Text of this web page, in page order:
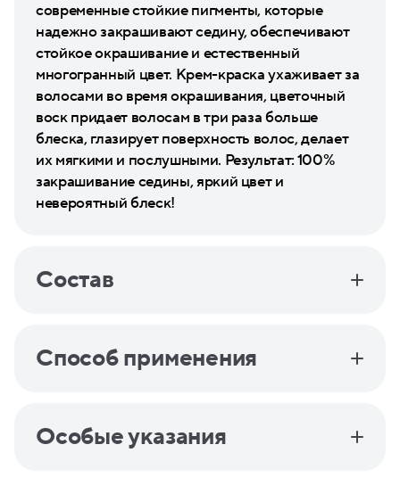
современные стойкие пигменты, которые
надежно закрашивают седину, обеспечивают
стойкое окрашивание и естественный
многогранный цвет. Крем-краска ухаживает за
волосами во время окрашивания, цветочный
воск придает волосам в три раза больше
блеска, глазирует поверхность волос, делает
их мягкими и послушными. Результат: 100%
закрашивание седины, яркий цвет и
невероятный блеск!
Состав
Способ применения
Особые указания